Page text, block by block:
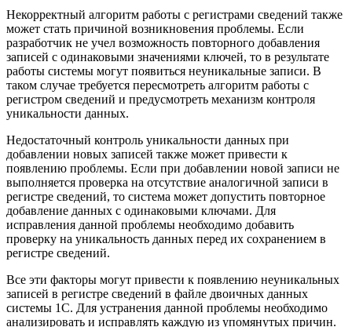
Некорректный алгоритм работы с регистрами сведений также
может стать причиной возникновения проблемы. Если
разработчик не учел возможность повторного добавления
записей с одинаковыми значениями ключей, то в результате
работы системы могут появиться неуникальные записи. В
таком случае требуется пересмотреть алгоритм работы с
регистром сведений и предусмотреть механизм контроля
уникальности данных.
Недостаточный контроль уникальности данных при
добавлении новых записей также может привести к
появлению проблемы. Если при добавлении новой записи не
выполняется проверка на отсутствие аналогичной записи в
регистре сведений, то система может допустить повторное
добавление данных с одинаковыми ключами. Для
исправления данной проблемы необходимо добавить
проверку на уникальность данных перед их сохранением в
регистре сведений.
Все эти факторы могут привести к появлению неуникальных
записей в регистре сведений в файле двоичных данных
системы 1С. Для устранения данной проблемы необходимо
анализировать и исправлять каждую из упомянутых причин.